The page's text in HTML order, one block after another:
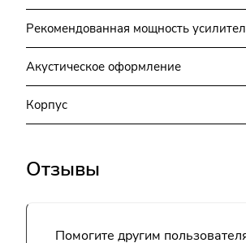
Рекомендованная мощность
Акустическое оформление
Корпус
Отзывы
Помогите другим